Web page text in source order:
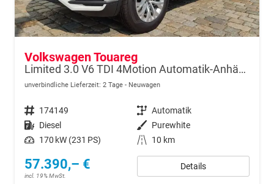
Volkswagen Touareg
Limited 3.0 V6 TDI 4Motion Automatik-Anhängerkupplung-Navi-Keyless-ACC-Sitzheizung-Lenkradheizung-el.Heckklappe-18''Alu-Sofort
unverbindliche Lieferzeit: 2 Tage Neuwagen
Fahrzeugnr. 174149 Getriebe Automatik
Kraftstoff Diesel Außenfarbe Purewhite
Leistung 170 kW (231 PS) Kilometerstand 10 km
57.390,– €
incl. 19% MwSt.
Details